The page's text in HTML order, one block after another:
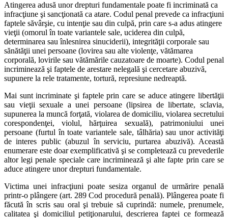
Atingerea adusă unor drepturi fundamentale poate fi incriminată ca
infracţiune şi sancţionată ca atare. Codul penal prevede ca infracţiuni
faptele săvârşie, cu intenţie sau din culpă, prin care s-a adus atingere
vieţii (omorul în toate variantele sale, uciderea din culpă,
determinarea sau înlesnirea sinuciderii), integrităţii corporale sau
sănătăţii unei persoane (lovirea sau alte violenţe, vătămarea
corporală, lovirile sau vătămările cauzatoare de moarte). Codul penal
incriminează şi faptele de arestare nelegală şi cercetare abuzivă,
supunere la rele tratamente, tortură, represiune nedreaptă.
Mai sunt incriminate şi faptele prin care se aduce atingere libertăţii
sau vieţii sexuale a unei persoane (lipsirea de libertate, sclavia,
supunerea la muncă forţată, violarea de domiciliu, violarea secretului
corespondenţei, violul, hărţuirea sexuală), patrimoniului unei
persoane (furtul în toate variantele sale, tâlhăria) sau unor activităţi
de interes public (abuzul în serviciu, purtarea abuzivă). Această
enumerare este doar exemplificativă şi se completează cu prevederile
altor legi penale speciale care incriminează şi alte fapte prin care se
aduce atingere unor drepturi fundamentale.
Victima unei infracţiuni poate sesiza organul de urmărire penală
printr-o plângere (art. 289 Cod procedură penală). Plângerea poate fi
făcută în scris sau oral şi trebuie să cuprindă: numele, prenumele,
calitatea şi domiciliul petiţionarului, descrierea faptei ce formează